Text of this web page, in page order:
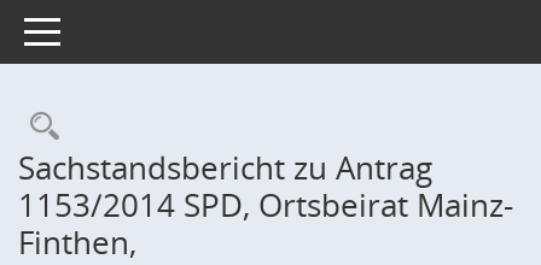
Toggle navigation
Rechercheauswahl
Sachstandsbericht zu Antrag
1153/2014 SPD, Ortsbeirat Mainz-
Finthen,